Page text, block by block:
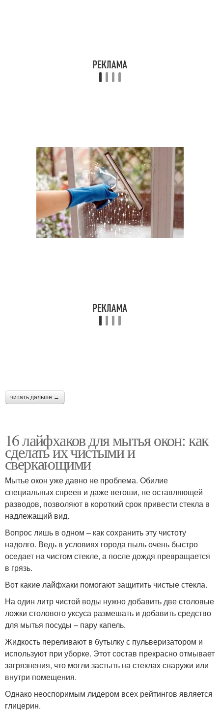
Магазинные средства Средства для очищения
читать дальше →
16 лайфхаков для мытья окон: как
сделать их чистыми и
сверкающими
Мытье окон уже давно не проблема. Обилие
специальных спреев и даже ветоши, не оставляющей
разводов, позволяют в короткий срок привести стекла в
надлежащий вид.
Вопрос лишь в одном – как сохранить эту чистоту
надолго. Ведь в условиях города пыль очень быстро
оседает на чистом стекле, а после дождя превращается
в грязь.
Вот какие лайфхаки помогают защитить чистые стекла.
На один литр чистой воды нужно добавить две столовые
ложки столового уксуса размешать и добавить средство
для мытья посуды – пару капель.
Жидкость переливают в бутылку с пульверизатором и
используют при уборке. Этот состав прекрасно отмывает
загрязнения, что могли застыть на стеклах снаружи или
внутри помещения.
Однако неоспоримым лидером всех рейтингов является
глицерин.